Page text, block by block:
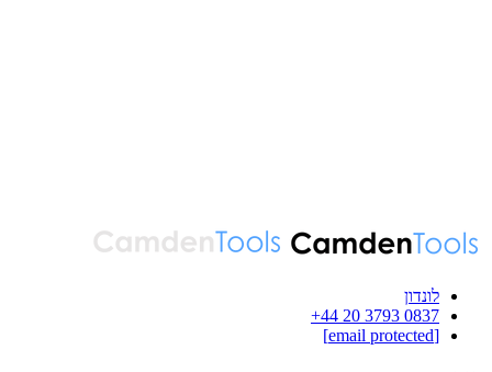
לונדון
‪+44 20 3793 0837‬
[email protected]